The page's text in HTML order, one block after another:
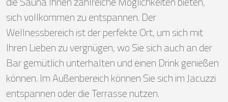
sich vollkommen zu entspannen. Der
Wellnessbereich ist der perfekte Ort, um sich mit
Ihren Lieben zu vergnügen, wo Sie sich auch an der
Bar gemütlich unterhalten und einen Drink genießen
können. Im Außenbereich können Sie sich im Jacuzzi
entspannen oder die Terrasse nutzen.